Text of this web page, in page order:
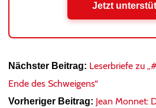
Jetzt
Nächster Beitrag: Leserbriefe zu
Ende des Schweigens“
Vorheriger Beitrag: Jean Monnet: